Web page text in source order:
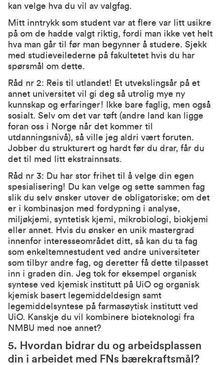
kan velge hva du vil av valgfag.
Mitt inntrykk som student var at flere var litt usikre
på om de hadde valgt riktig, fordi man ikke vet helt
hva man går til før man begynner å studere. Sjekk
med studieveilederne på fakultetet hvis du har
spørsmål om dette.
Råd nr 2: Reis til utlandet! Et utvekslingsår på et
annet universitet vil gi deg så utrolig mye ny
kunnskap og erfaringer! Ikke bare faglig, men også
sosialt. Selv om det var tøft (andre land kan ligge
foran oss i Norge når det kommer til
utdanningsnivå), så ville jeg aldri vært foruten.
Jobber du strukturert og hardt før du drar, får du
det til med litt ekstrainnsats.
Råd nr 3: Du har stor frihet til å velge din egen
spesialisering! Du kan velge og sette sammen fag
slik du selv ønsker utover de obligatoriske; om det
er i kombinasjon med fordypning i analyse,
miljøkjemi, syntetisk kjemi, mikrobiologi, biokjemi
eller annet. Hvis du ønsker en unik mastergrad
innenfor interesseområdet ditt, så kan du ta fag
som enkeltemnestudent ved andre universiteter
som tilbyr andre fag, og deretter få dette tilpasset
inn i graden din. Jeg tok for eksempel organisk
syntese ved kjemisk institutt på UiO og organisk
kjemisk basert legemiddeldesign samt
legemiddelsyntese på farmasøytisk institutt ved
UiO. Kanskje du vil kombinere bioteknologi fra
NMBU med noe annet?
5. Hvordan bidrar du og arbeidsplassen
din i arbeidet med FNs bærekraftsmål?